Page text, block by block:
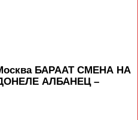
БАРААТ СМЕНА НА
АЛБАНЕЦ –